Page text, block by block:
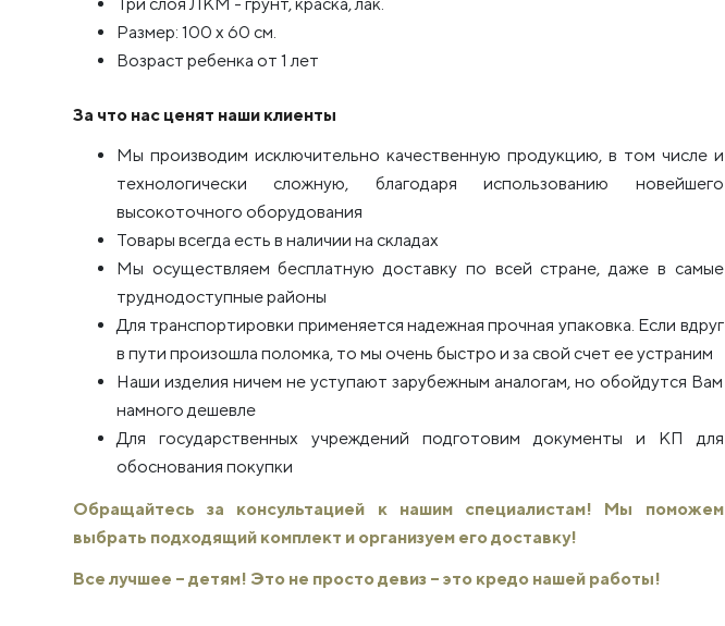
Размер: 100 x 60 см.
Возраст ребенка от 1 лет
За что нас ценят наши клиенты
Мы производим исключительно качественную продукцию, в том числе и
технологически сложную, благодаря использованию новейшего
высокоточного оборудования
Товары всегда есть в наличии на складах
Мы осуществляем бесплатную доставку по всей стране, даже в самые
труднодоступные районы
Для транспортировки применяется надежная прочная упаковка. Если вдруг
в пути произошла поломка, то мы очень быстро и за свой счет ее устраним
Наши изделия ничем не уступают зарубежным аналогам, но обойдутся Вам
намного дешевле
Для государственных учреждений подготовим документы и КП для
обоснования покупки
Обращайтесь за консультацией к нашим специалистам! Мы поможем
выбрать подходящий комплект и организуем его доставку!
Все лучшее – детям! Это не просто девиз – это кредо нашей работы!